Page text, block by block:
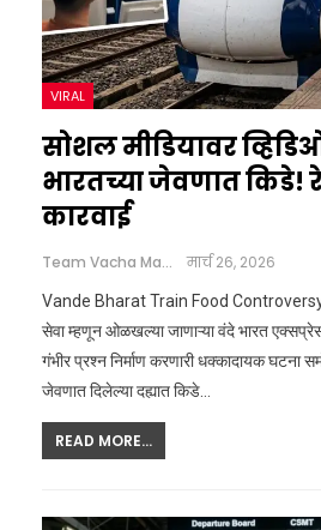
VIRAL
सोशल मीडियावर
भारतच्या जेवणात किडे!
कारवाई
Team Vacha Marathi मार्च 26, 2026
Vande Bharat Train Food Controversy :
सेवा म्हणून ओळखल्या जाणाऱ्या वंदे भारत
गंभीर प्रश्न निर्माण करणारी धक्कादायक घटना
जेवणात दिलेल्या दह्यात किडे
READ MORE...